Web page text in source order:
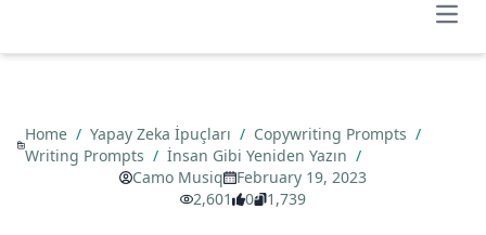
Home / Yapay Zeka İpuçları / Copywriting Prompts /
Writing Prompts / İnsan Gibi Yeniden Yazın /
Camo Musiq
February 19, 2023
2,601
0 1,739